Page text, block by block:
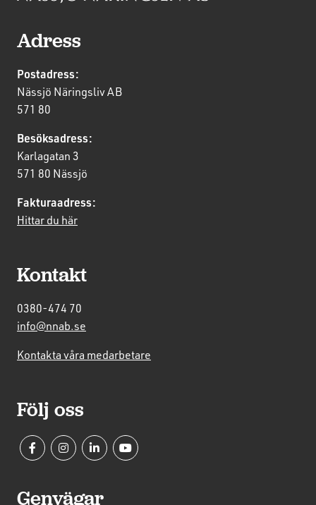
Adress
Postadress:
Nässjö Näringsliv AB
571 80
Besöksadress:
Karlagatan 3
571 80 Nässjö
Fakturaadress:
Hittar du här
Kontakt
0380-474 70
info@nnab.se
Kontakta våra medarbetare
Följ oss
Genvägar